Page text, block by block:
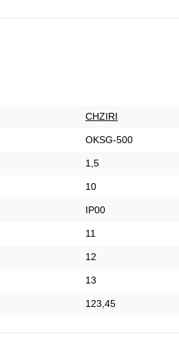
CHZIRI
OKSG-500
1,5
10
IP00
11
12
13
123,45